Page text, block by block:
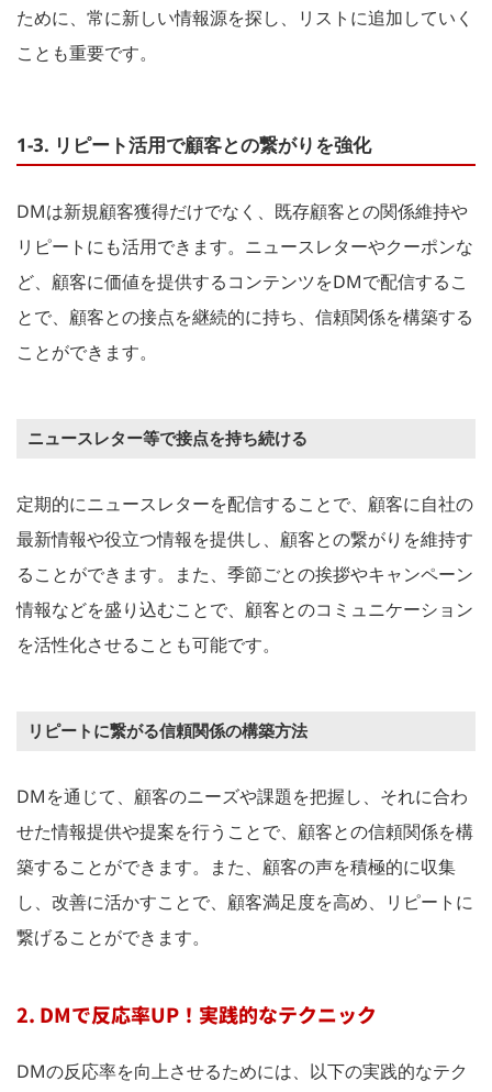
ために、常に新しい情報源を探し、リストに追加していく
ことも重要です。
1-3. リピート活用で顧客との繋がりを強化
DMは新規顧客獲得だけでなく、既存顧客との関係維持や
リピートにも活用できます。ニュースレターやクーポンな
ど、顧客に価値を提供するコンテンツをDMで配信するこ
とで、顧客との接点を継続的に持ち、信頼関係を構築する
ことができます。
ニュースレター等で接点を持ち続ける
定期的にニュースレターを配信することで、顧客に自社の
最新情報や役立つ情報を提供し、顧客との繋がりを維持す
ることができます。また、季節ごとの挨拶やキャンペーン
情報などを盛り込むことで、顧客とのコミュニケーション
を活性化させることも可能です。
リピートに繋がる信頼関係の構築方法
DMを通じて、顧客のニーズや課題を把握し、それに合わ
せた情報提供や提案を行うことで、顧客との信頼関係を構
築することができます。また、顧客の声を積極的に収集
し、改善に活かすことで、顧客満足度を高め、リピートに
繋げることができます。
2. DMで反応率UP！実践的なテクニック
DMの反応率を向上させるためには、以下の実践的なテク